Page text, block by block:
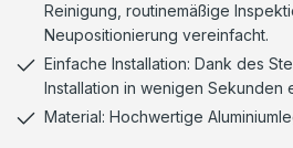
Reinigung, routinemäßige
Neupositionierung vereinfacht.
Einfache Installation: Dank des
Installation in wenigen Sekunden
Material: Hochwertige